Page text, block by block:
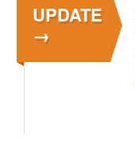
UPDATE
→